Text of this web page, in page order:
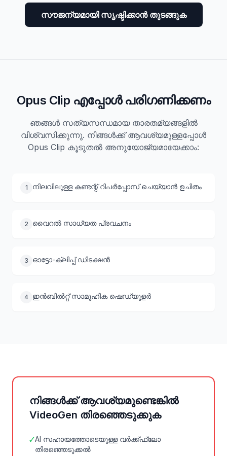
സൗജന്യമായി സൃഷ്ടിക്കാൻ തുടങ്ങുക
Opus Clip എപ്പോൾ പരിഗണിക്കണം
ഞങ്ങൾ സത്യസന്ധമായ താരതമ്യങ്ങളിൽ
വിശ്വസിക്കുന്നു. നിങ്ങൾക്ക് ആവശ്യമുള്ളപ്പോൾ
Opus Clip കൂടുതൽ അനുയോജ്യമായേക്കാം:
1 നിലവിലുള്ള കണ്ടന്റ് റിപർപ്പോസ് ചെയ്യാൻ ഉചിതം
2 വൈറൽ സാധ്യത പ്രവചനം
3 ഓട്ടോ-ക്ലിപ്പ് ഡിടക്ഷൻ
4 ഇൻബിൽറ്റ് സാമൂഹിക ഷെഡ്യൂളർ
നിങ്ങൾക്ക് ആവശ്യമുണ്ടെങ്കിൽ
VideoGen തിരഞ്ഞെടുക്കുക
✓AI സഹായത്തോടെയുള്ള വർക്ക്ഫ്ലോ
തിരഞ്ഞെടുക്കൽ